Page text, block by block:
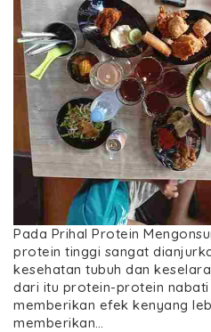
Pada Prihal Protein
protein tinggi sangat
kesehatan tubuh dan
dari itu protein-protein nabati
memberikan efek kenyang
memberikan…